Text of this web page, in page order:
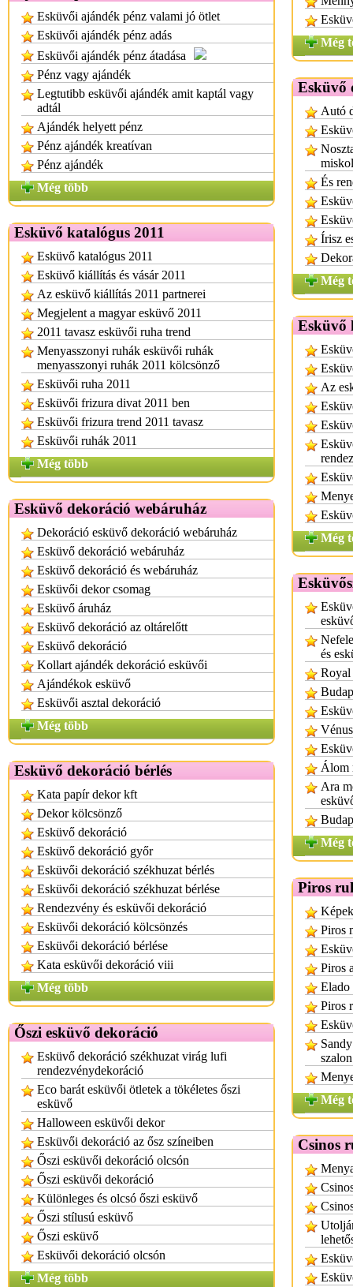
Esküvői ajándék pénz valami jó ötlet
Esküvői ajándék pénz adás
Esküvői ajándék pénz átadása
Pénz vagy ajándék
Legtutibb esküvői ajándék amit kaptál vagy
adtál
Ajándék helyett pénz
Pénz ajándék kreatívan
Pénz ajándék
Még több
Esküvő katalógus 2011
Esküvő katalógus 2011
Esküvő kiállítás és vásár 2011
Az esküvő kiállítás 2011 partnerei
Megjelent a magyar esküvő 2011
2011 tavasz esküvői ruha trend
Menyasszonyi ruhák esküvői ruhák
menyasszonyi ruhák 2011 kölcsönző
Esküvői ruha 2011
Esküvői frizura divat 2011 ben
Esküvői frizura trend 2011 tavasz
Esküvői ruhák 2011
Még több
Esküvő dekoráció webáruház
Dekoráció esküvő dekoráció webáruház
Esküvő dekoráció webáruház
Esküvő dekoráció és webáruház
Esküvői dekor csomag
Esküvő áruház
Esküvő dekoráció az oltárelőtt
Esküvő dekoráció
Kollart ajándék dekoráció esküvői
Ajándékok esküvő
Esküvői asztal dekoráció
Még több
Esküvő dekoráció bérlés
Kata papír dekor kft
Dekor kölcsönző
Esküvő dekoráció
Esküvő dekoráció győr
Esküvői dekoráció székhuzat bérlés
Esküvői dekoráció székhuzat bérlése
Rendezvény és esküvői dekoráció
Esküvői dekoráció kölcsönzés
Esküvői dekoráció bérlése
Kata esküvői dekoráció viii
Még több
Őszi esküvő dekoráció
Esküvő dekoráció székhuzat virág lufi
rendezvénydekoráció
Eco barát esküvői ötletek a tökéletes őszi
esküvő
Halloween esküvői dekor
Esküvői dekoráció az ősz színeiben
Őszi esküvői dekoráció olcsón
Őszi esküvői dekoráció
Különleges és olcsó őszi esküvő
Őszi stílusú esküvő
Őszi esküvő
Esküvői dekoráció olcsón
Még több
Még
Esküvő
Autó
És
Írisz
Még
Esküvő
Az
Még
és
Royal
Álom
Ara
Még
Piros
Piros
Piros
Elado
Piros
Még
Csinos